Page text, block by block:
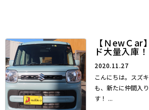
【ＮewＣar
ド大量入庫！
2020.11.27
こんにちは。スズ
も、新たに仲間入
す！ ...